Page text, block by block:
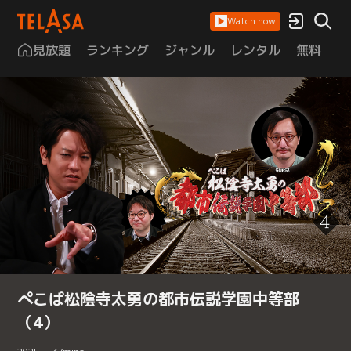
Watch now
見放題 ランキング ジャンル レンタル 無料
ぺこぱ松陰寺太勇の都市伝説学園中等部
（4）